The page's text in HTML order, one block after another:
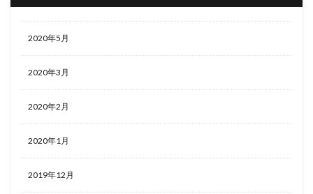
2020年5月
2020年3月
2020年2月
2020年1月
2019年12月